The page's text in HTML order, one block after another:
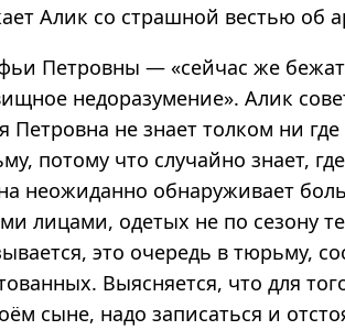
Алик со страшной вестью об
Петровны — «сейчас же
недоразумение». Алик
Петровна не знает толком ни
потому что случайно знает,
неожиданно обнаруживает
лицами, одетых не по сезону
это очередь в тюрьму,
Выясняется, что для
сыне, надо записаться и